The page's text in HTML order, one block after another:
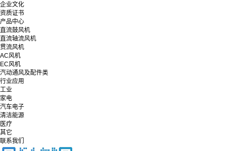
企业文化
资质证书
产品中心
直流鼓风机
直流轴流风机
贯流风机
AC风机
EC风机
汽动通风及配件类
行业应用
工业
家电
汽车电子
清洁能源
医疗
其它
联系我们